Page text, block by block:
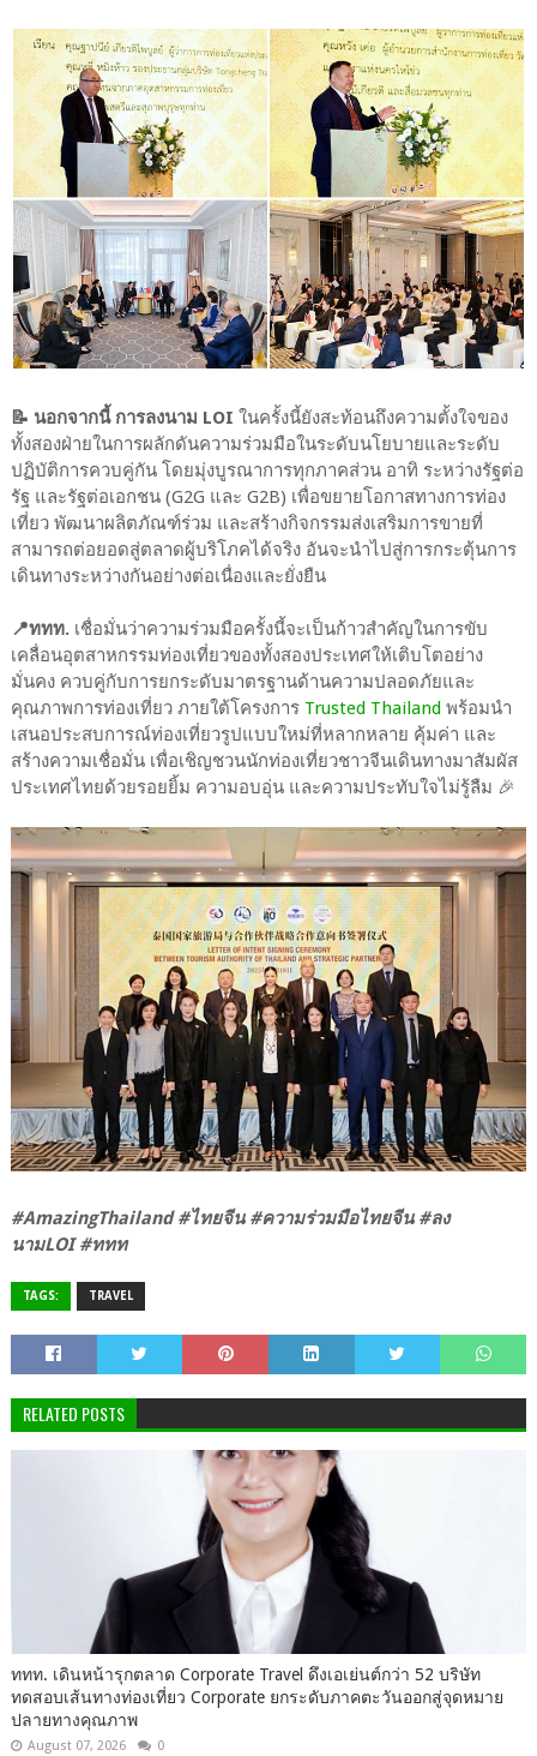
📝 นอกจากนี้ การลงนาม LOI ในครั้งนี้ยังสะท้อนถึงความตั้งใจของ
ทั้งสองฝ่ายในการผลักดันความร่วมมือในระดับนโยบายและระดับ
ปฏิบัติการควบคู่กัน โดยมุ่งบูรณาการทุกภาคส่วน อาทิ ระหว่างรัฐต่อ
รัฐ และรัฐต่อเอกชน (G2G และ G2B) เพื่อขยายโอกาสทางการท่อง
เที่ยว พัฒนาผลิตภัณฑ์ร่วม และสร้างกิจกรรมส่งเสริมการขายที่
สามารถต่อยอดสู่ตลาดผู้บริโภคได้จริง อันจะนำไปสู่การกระตุ้นการ
เดินทางระหว่างกันอย่างต่อเนื่องและยั่งยืน
📍ททท.เชื่อมั่นว่าความร่วมมือครั้งนี้จะเป็นก้าวสำคัญในการขับ
เคลื่อนอุตสาหกรรมท่องเที่ยวของทั้งสองประเทศให้เติบโตอย่าง
มั่นคง ควบคู่กับการยกระดับมาตรฐานด้านความปลอดภัยและ
คุณภาพการท่องเที่ยว ภายใต้โครงการ Trusted Thailandพร้อมนำ
เสนอประสบการณ์ท่องเที่ยวรูปแบบใหม่ที่หลากหลาย คุ้มค่า และ
สร้างความเชื่อมั่น เพื่อเชิญชวนนักท่องเที่ยวชาวจีนเดินทางมาสัมผัส
ประเทศไทยด้วยรอยยิ้ม ความอบอุ่น และความประทับใจไม่รู้ลืม 🎉
#AmazingThailand #ไทยจีน #ความร่วมมือไทยจีน #ลง
นามLOI #ททท
TAGS: TRAVEL
RELATED POSTS
ททท. เดินหน้ารุกตลาด Corporate Travel ดึงเอเย่นต์กว่า 52 บริษัท
ทดสอบเส้นทางท่องเที่ยว Corporate ยกระดับภาคตะวันออกสู่จุดหมาย
ปลายทางคุณภาพ
August 07, 2026 0